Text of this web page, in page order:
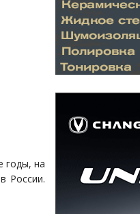
годы, на
России.